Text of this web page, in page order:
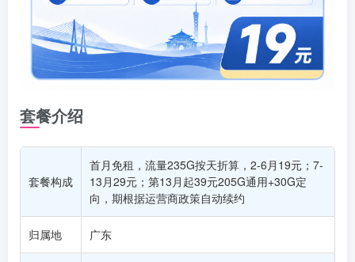
套餐介绍
套餐构成
首月免租，流量235G按天折算，2-6月19元；7-
13月29元；第13月起39元205G通用+30G定
向，期根据运营商政策自动续约
归属地 广东